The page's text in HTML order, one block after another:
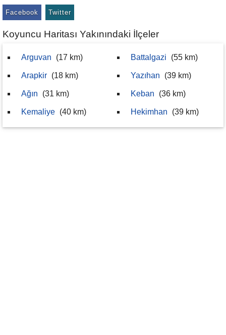
Facebook Twitter
Koyuncu Haritası Yakınındaki İlçeler
Arguvan (17 km)
Arapkir (18 km)
Ağın (31 km)
Kemaliye (40 km)
Battalgazi (55 km)
Yazıhan (39 km)
Keban (36 km)
Hekimhan (39 km)